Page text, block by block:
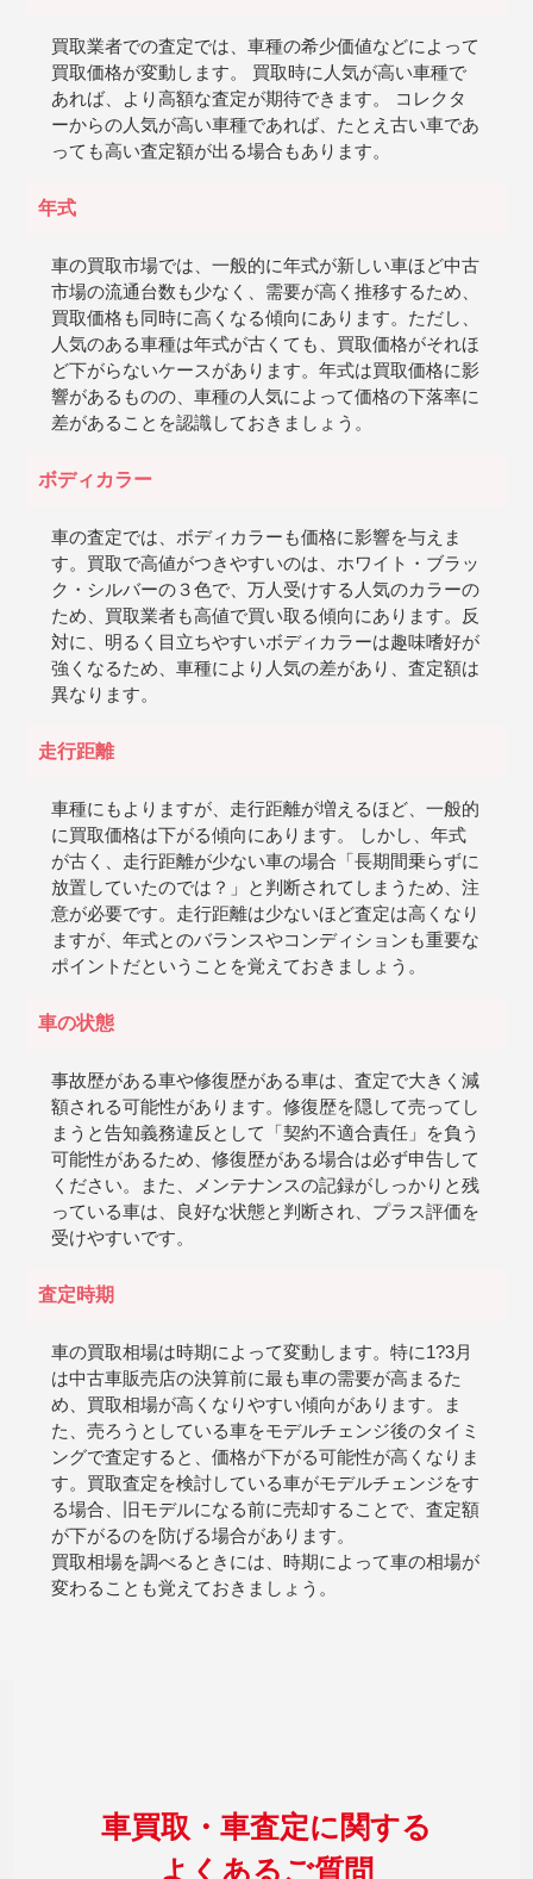
買取業者での査定では、車種の希少価値などによって
買取価格が変動します。 買取時に人気が高い車種で
あれば、より高額な査定が期待できます。 コレクタ
ーからの人気が高い車種であれば、たとえ古い車であ
っても高い査定額が出る場合もあります。
年式
車の買取市場では、一般的に年式が新しい車ほど中古
市場の流通台数も少なく、需要が高く推移するため、
買取価格も同時に高くなる傾向にあります。ただし、
人気のある車種は年式が古くても、買取価格がそれほ
ど下がらないケースがあります。年式は買取価格に影
響があるものの、車種の人気によって価格の下落率に
差があることを認識しておきましょう。
ボディカラー
車の査定では、ボディカラーも価格に影響を与えま
す。買取で高値がつきやすいのは、ホワイト・ブラッ
ク・シルバーの３色で、万人受けする人気のカラーの
ため、買取業者も高値で買い取る傾向にあります。反
対に、明るく目立ちやすいボディカラーは趣味嗜好が
強くなるため、車種により人気の差があり、査定額は
異なります。
走行距離
車種にもよりますが、走行距離が増えるほど、一般的
に買取価格は下がる傾向にあります。 しかし、年式
が古く、走行距離が少ない車の場合「長期間乗らずに
放置していたのでは？」と判断されてしまうため、注
意が必要です。走行距離は少ないほど査定は高くなり
ますが、年式とのバランスやコンディションも重要な
ポイントだということを覚えておきましょう。
車の状態
事故歴がある車や修復歴がある車は、査定で大きく減
額される可能性があります。修復歴を隠して売ってし
まうと告知義務違反として「契約不適合責任」を負う
可能性があるため、修復歴がある場合は必ず申告して
ください。また、メンテナンスの記録がしっかりと残
っている車は、良好な状態と判断され、プラス評価を
受けやすいです。
査定時期
車の買取相場は時期によって変動します。特に1?3月
は中古車販売店の決算前に最も車の需要が高まるた
め、買取相場が高くなりやすい傾向があります。ま
た、売ろうとしている車をモデルチェンジ後のタイミ
ングで査定すると、価格が下がる可能性が高くなりま
す。買取査定を検討している車がモデルチェンジをす
る場合、旧モデルになる前に売却することで、査定額
が下がるのを防げる場合があります。
買取相場を調べるときには、時期によって車の相場が
変わることも覚えておきましょう。
車買取・車査定に関する
よくあるご質問